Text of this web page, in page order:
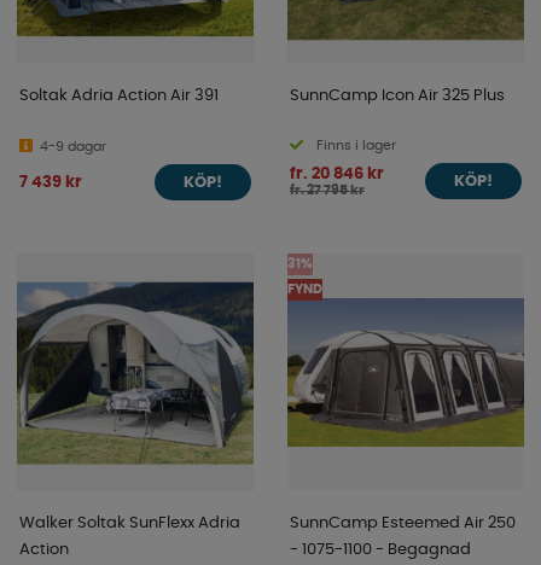
Soltak Adria Action Air 391
4-9 dagar
7 439 kr KÖP!
SunnCamp Icon Air 325 Plus
Finns i lager
fr. 20 846 kr
fr. 27 795 kr
KÖP!
Walker Soltak SunFlexx Adria
Action
31%
FYND
SunnCamp Esteemed Air 250
- 1075-1100 - Begagnad